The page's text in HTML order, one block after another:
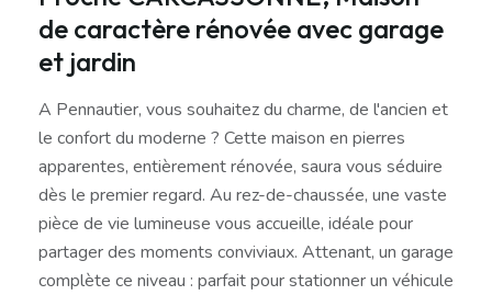
de caractère rénovée avec garage
et jardin
A Pennautier, vous souhaitez du charme, de l'ancien et
le confort du moderne ? Cette maison en pierres
apparentes, entièrement rénovée, saura vous séduire
dès le premier regard. Au rez-de-chaussée, une vaste
pièce de vie lumineuse vous accueille, idéale pour
partager des moments conviviaux. Attenant, un garage
complète ce niveau : parfait pour stationner un véhicule